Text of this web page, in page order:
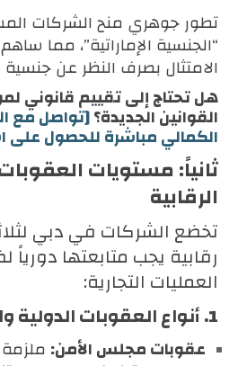
تطور جوهري منح الشركات
“الجنسية الإماراتية”، مما
الامتثال بصرف النظر عن جنسية
هل تحتاج إلى تقييم
القوانين الجديدة؟[تواصل مع
الكمالي مباشرة للحصول
ثانياً: مستويات
الرقابية
تخضع الشركات في دبي
رقابية يجب متابعتها
العمليات التجارية:
1. أنواع العقوبات الدولية والمحلية
عقوبات مجلس الأمن: ملزمة